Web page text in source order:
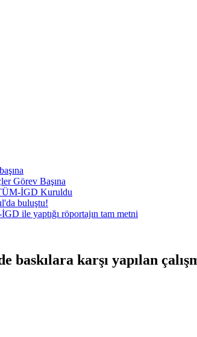
Görev Başına
İGD Kuruldu
buluştu!
ile yaptığı röportajın tam metni
baskılara karşı yapılan